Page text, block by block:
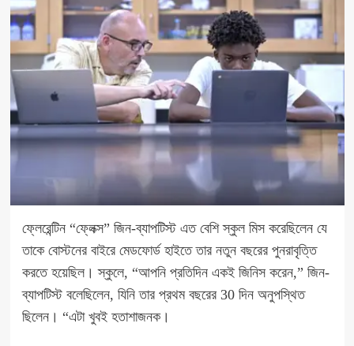
ফ্লেরেন্টিন “ফ্লেক্স” জিন-ব্যাপটিস্ট এত বেশি স্কুল মিস করেছিলেন যে
তাকে বোস্টনের বাইরে মেডফোর্ড হাইতে তার নতুন বছরের পুনরাবৃত্তি
করতে হয়েছিল। স্কুলে, “আপনি প্রতিদিন একই জিনিস করেন,” জিন-
ব্যাপটিস্ট বলেছিলেন, যিনি তার প্রথম বছরের 30 দিন অনুপস্থিত
ছিলেন। “এটা খুবই হতাশাজনক।